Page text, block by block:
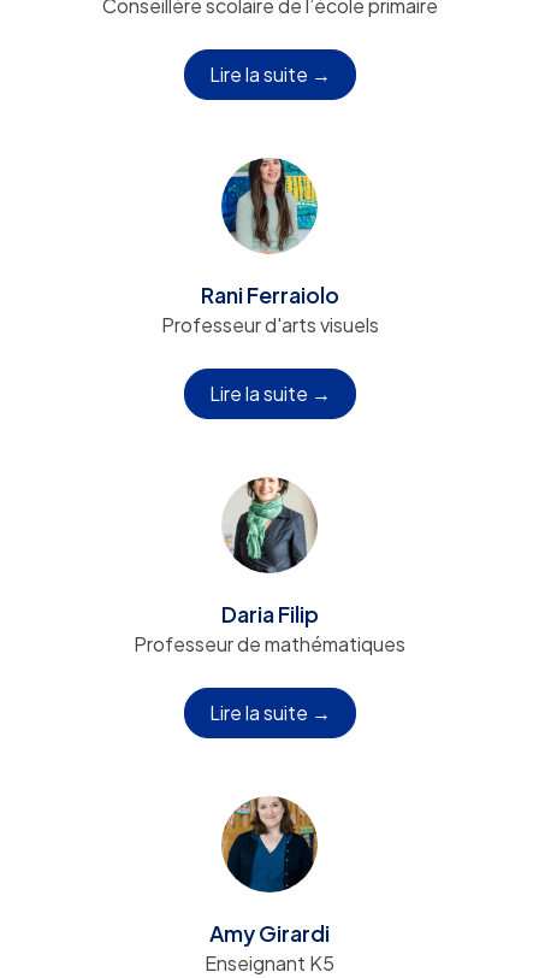
Conseillère scolaire de l’école primaire
Lire la suite →
Rani Ferraiolo
Professeur d'arts visuels
Lire la suite →
Daria Filip
Professeur de mathématiques
Lire la suite →
Amy Girardi
Enseignant K5